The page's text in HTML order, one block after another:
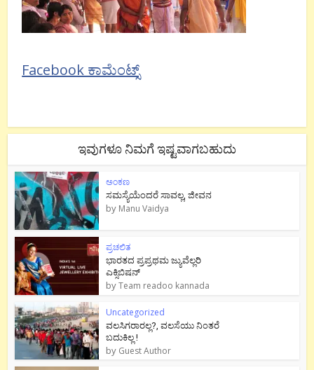
Facebook ಕಾಮೆಂಟ್ಸ್
ಇವುಗಳೂ ನಿಮಗೆ ಇಷ್ಟವಾಗಬಹುದು
ಅಂಕಣ
ಸಮಸ್ಯೆಯೆಂದರೆ ಸಾವಲ್ಲ, ಜೀವನ
by Manu Vaidya
ಪ್ರಚಲಿತ
ಭಾರತದ ಪ್ರಪ್ರಥಮ ಜ್ಯುವೆಲ್ಲರಿ
ಎಕ್ಸಿಬಿಷನ್
byTeam readoo kannada
Uncategorized
ವಲಸಿಗರಾರಲ್ಲ?, ವಲಸೆಯು ನಿಂತರೆ
ಬದುಕಿಲ್ಲ !
by Guest Author